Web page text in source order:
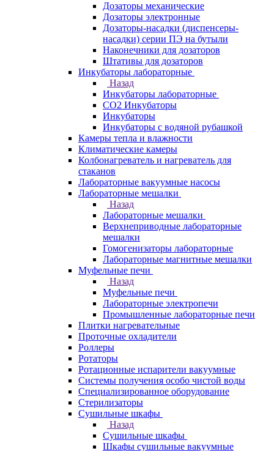
Дозаторы механические
Дозаторы электронные
Дозаторы-насадки (диспенсеры-
насадки) серии ПЭ на бутыли
Наконечники для дозаторов
Штативы для дозаторов
Инкубаторы лабораторные
Назад
Инкубаторы лабораторные
CO2 Инкубаторы
Инкубаторы
Инкубаторы с водяной рубашкой
Камеры тепла и влажности
Климатические камеры
Колбонагреватель и нагреватель для
стаканов
Лабораторные вакуумные насосы
Лабораторные мешалки
Назад
Лабораторные мешалки
Верхнеприводные лабораторные
мешалки
Гомогенизаторы лабораторные
Лабораторные магнитные мешалки
Муфельные печи
Назад
Муфельные печи
Лабораторные электропечи
Промышленные лабораторные печи
Плитки нагревательные
Проточные охладители
Роллеры
Ротаторы
Ротационные испарители вакуумные
Системы получения особо чистой воды
Специализированное оборудование
Стерилизаторы
Сушильные шкафы
Назад
Сушильные шкафы
Шкафы сушильные вакуумные